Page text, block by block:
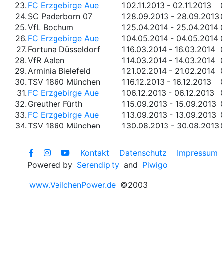
23. FC Erzgebirge Aue 1 02.11.2013 - 02.11.2013
24. SC Paderborn 07 1 28.09.2013 - 28.09.2013
25.VfL Bochum 1 25.04.2014 - 25.04.2014
26. FC Erzgebirge Aue 1 04.05.2014 - 04.05.2014
27. Fortuna Düsseldorf 1 16.03.2014 - 16.03.2014
28.VfR Aalen 1 14.03.2014 - 14.03.2014
29.Arminia Bielefeld 1 21.02.2014 - 21.02.2014
30.TSV 1860 München 1 16.12.2013 - 16.12.2013
31. FC Erzgebirge Aue 1 06.12.2013 - 06.12.2013
32. Greuther Fürth 1 15.09.2013 - 15.09.2013
33. FC Erzgebirge Aue 1 13.09.2013 - 13.09.2013
34.TSV 1860 München 1 30.08.2013 - 30.08.2013
Kontakt Datenschutz
Impressum
Powered by Serendipity and Piwigo
www.VeilchenPower.de ©2003